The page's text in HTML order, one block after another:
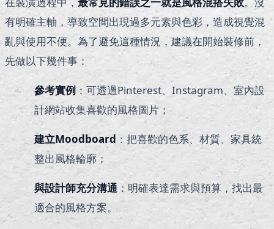
有明確主軸，導致空間出現過多元素與色彩，造成視覺混
亂與使用不便。為了避免這種情況，建議在開始裝修前，
先做以下幾件事：
參考實例 ：可透過Pinterest、Instagram、室內設
計網站收集喜歡的風格圖片；
建立Moodboard ：把喜歡的色系、材質、家具統
整出風格輪廓；
與設計師充分溝通 ：明確表達需求與預算，找出最
適合的風格方案。